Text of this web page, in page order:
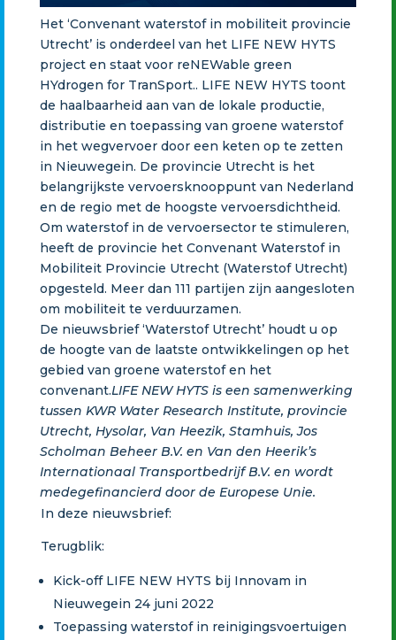
Het ‘Convenant waterstof in mobiliteit provincie
Utrecht’ is onderdeel van het LIFE NEW HYTS
project en staat voor reNEWable green
HYdrogen for TranSport.. LIFE NEW HYTS toont
de haalbaarheid aan van de lokale productie,
distributie en toepassing van groene waterstof
in het wegvervoer door een keten op te zetten
in Nieuwegein. De provincie Utrecht is het
belangrijkste vervoersknooppunt van Nederland
en de regio met de hoogste vervoersdichtheid.
Om waterstof in de vervoersector te stimuleren,
heeft de provincie het Convenant Waterstof in
Mobiliteit Provincie Utrecht (Waterstof Utrecht)
opgesteld. Meer dan 111 partijen zijn aangesloten
om mobiliteit te verduurzamen.
De nieuwsbrief ‘Waterstof Utrecht’ houdt u op
de hoogte van de laatste ontwikkelingen op het
gebied van groene waterstof en het
convenant.LIFE NEW HYTS is een samenwerking
tussen KWR Water Research Institute, provincie
Utrecht, Hysolar, Van Heezik, Stamhuis, Jos
Scholman Beheer B.V. en Van den Heerik’s
Internationaal Transportbedrijf B.V. en wordt
medegefinancierd door de Europese Unie.
In deze nieuwsbrief:
Terugblik:
Kick-off LIFE NEW HYTS bij Innovam in
Nieuwegein 24 juni 2022
Toepassing waterstof in reinigingsvoertuigen